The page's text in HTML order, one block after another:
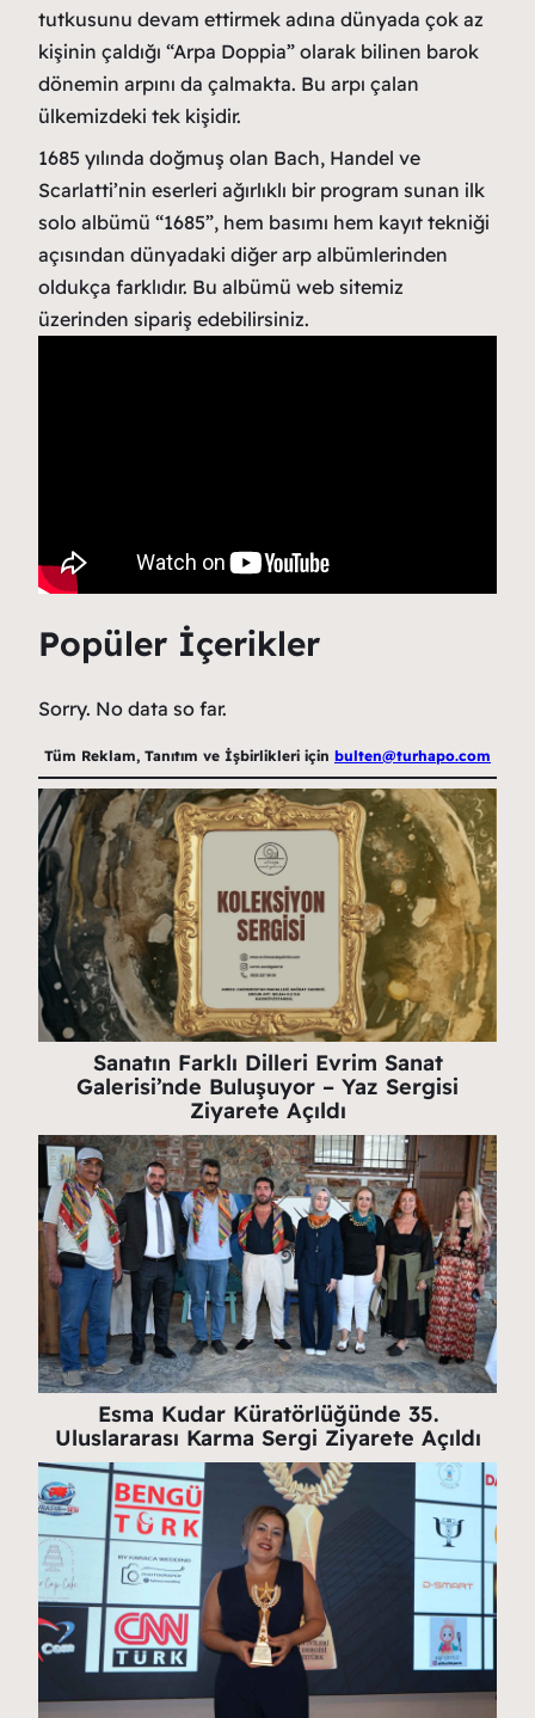
tutkusunu devam ettirmek adına dünyada çok az
kişinin çaldığı “Arpa Doppia” olarak bilinen barok
dönemin arpını da çalmakta. Bu arpı çalan
ülkemizdeki tek kişidir.
1685 yılında doğmuş olan Bach, Handel ve
Scarlatti’nin eserleri ağırlıklı bir program sunan ilk
solo albümü “1685”, hem basımı hem kayıt tekniği
açısından dünyadaki diğer arp albümlerinden
oldukça farklıdır. Bu albümü web sitemiz
üzerinden sipariş edebilirsiniz.
Popüler İçerikler
Sorry. No data so far.
Tüm Reklam, Tanıtım ve İşbirlikleri için bulten@turhapo.com
Sanatın Farklı Dilleri Evrim Sanat
Galerisi’nde Buluşuyor – Yaz Sergisi
Ziyarete Açıldı
Esma Kudar Küratörlüğünde 35.
Uluslararası Karma Sergi Ziyarete Açıldı